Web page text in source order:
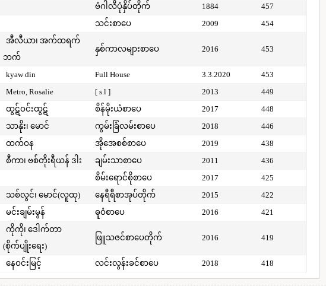
ဗံဂါလီပုံနှိပ်တိုက် 1884
457
သင်းစာပေ 2009 454
အီလီယာ၊ အက်ထရက်
ဘက်
နှစ်ကာလများစာပေ 2016 453
kyaw din Full House 3.3.2020
453
Metro, Rosalie [ s.l ] 2013
449
ထွဋ်ဝင်းထွဋ် စိန်မိုးယံစာပေ 2017
448
သာနိုး၊ မောင် ကွမ်းခြံလမ်းစာပေ 2018
446
ထက်ဝန အိုအေစစ်စာပေ 2019
438
စီကာ၊ ဗစ်တိုးရီယန် ဒါး ချမ်းသာစာပေ 2011
436
စိမ်းရောင်စိုစာပေ 2017
425
သစ်လွင်၊ မောင်(လူထု) နေရီရီစာအုပ်တိုက် 2015
422
မင်းချမ်းမွန် ဓူဝံစာပေ 2016 421
ကိုကို၊ ဒေါက်တာ
(စိုက်ပျိုးရေး)
ဖြူသဇင်စာပေတိုက် 2016 419
နေဝင်းမြင့် လင်းလွန်းခင်စာပေ 2018 418